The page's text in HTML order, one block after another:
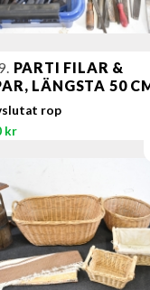
PARTI FILAR &
LÄNGSTA 50
rop
kr